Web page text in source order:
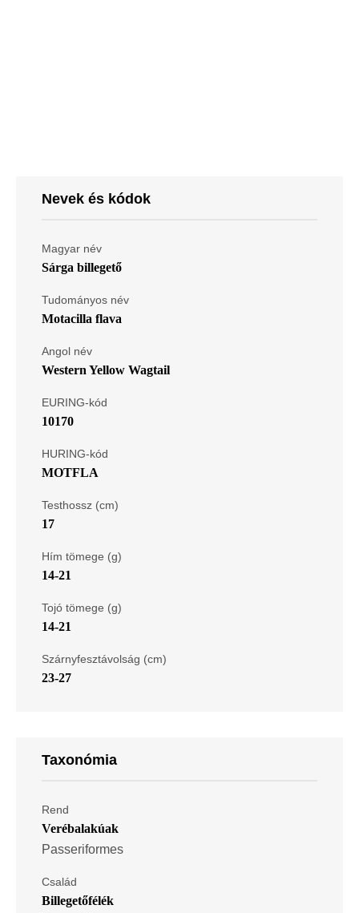
Nevek és kódok
Magyar név
Sárga billegető
Tudományos név
Motacilla flava
Angol név
Western Yellow Wagtail
EURING-kód
10170
HURING-kód
MOTFLA
Testhossz (cm)
17
Hím tömege (g)
14-21
Tojó tömege (g)
14-21
Szárnyfesztávolság (cm)
23-27
Taxonómia
Rend
Verébalakúak
Passeriformes
Család
Billegetőfélék